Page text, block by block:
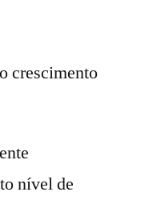
crescimento
nível de